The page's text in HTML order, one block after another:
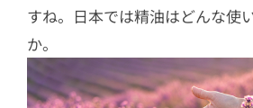
すね。日本では精油はどんな使
か。